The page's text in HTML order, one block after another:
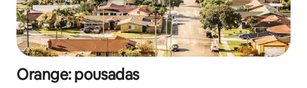
Orange: pousadas